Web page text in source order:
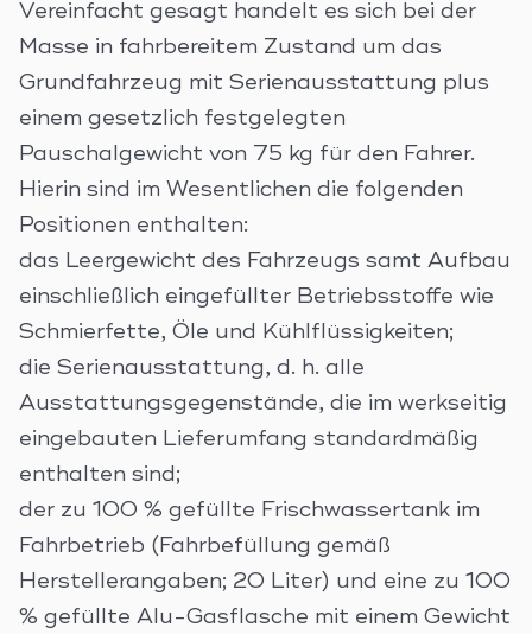
Vereinfacht gesagt handelt es sich bei der
Masse in fahrbereitem Zustand um das
Grundfahrzeug mit Serienausstattung plus
einem gesetzlich festgelegten
Pauschalgewicht von 75 kg für den Fahrer.
Hierin sind im Wesentlichen die folgenden
Positionen enthalten:
das Leergewicht des Fahrzeugs samt Aufbau
einschließlich eingefüllter Betriebsstoffe wie
Schmierfette, Öle und Kühlflüssigkeiten;
die Serienausstattung, d. h. alle
Ausstattungsgegenstände, die im werkseitig
eingebauten Lieferumfang standardmäßig
enthalten sind;
der zu 100 % gefüllte Frischwassertank im
Fahrbetrieb (Fahrbefüllung gemäß
Herstellerangaben; 20 Liter) und eine zu 100
% gefüllte Alu-Gasflasche mit einem Gewicht